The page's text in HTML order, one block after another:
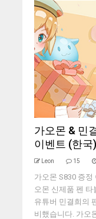
가오몬 & 민
이벤트 (한국)
Leon 15
가오몬 S830 증
오몬 신제품 펜
유튜버 민결희의
비했습니다. 가오